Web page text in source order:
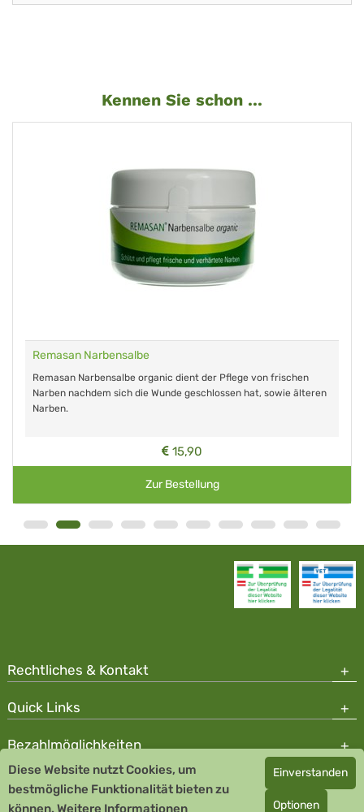
Kennen Sie schon ...
Remasan Narbensalbe
Remasan Narbensalbe organic dient der Pflege von frischen
Narben nachdem sich die Wunde geschlossen hat, sowie älteren
Narben.
15,90
Zur Bestellung
Rechtliches & Kontakt
Quick Links
Bezahlmöglichkeiten
Copyright © 2026 Team Santé Salvator Apotheke - GDP zertifiziert
Remedia Homöopathie GmbH GMP zertifizierter Arzneihersteller
Diese Website nutzt Cookies, um
bestmögliche Funktionalität bieten zu
können. Weitere Informationen
Einverstanden
Optionen